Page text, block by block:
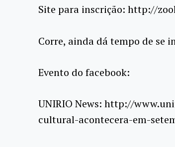
Site para inscrição: http://
Corre, ainda dá tempo de se
Evento do facebook:
UNIRIO News: http://
cultural-acontecera-em-